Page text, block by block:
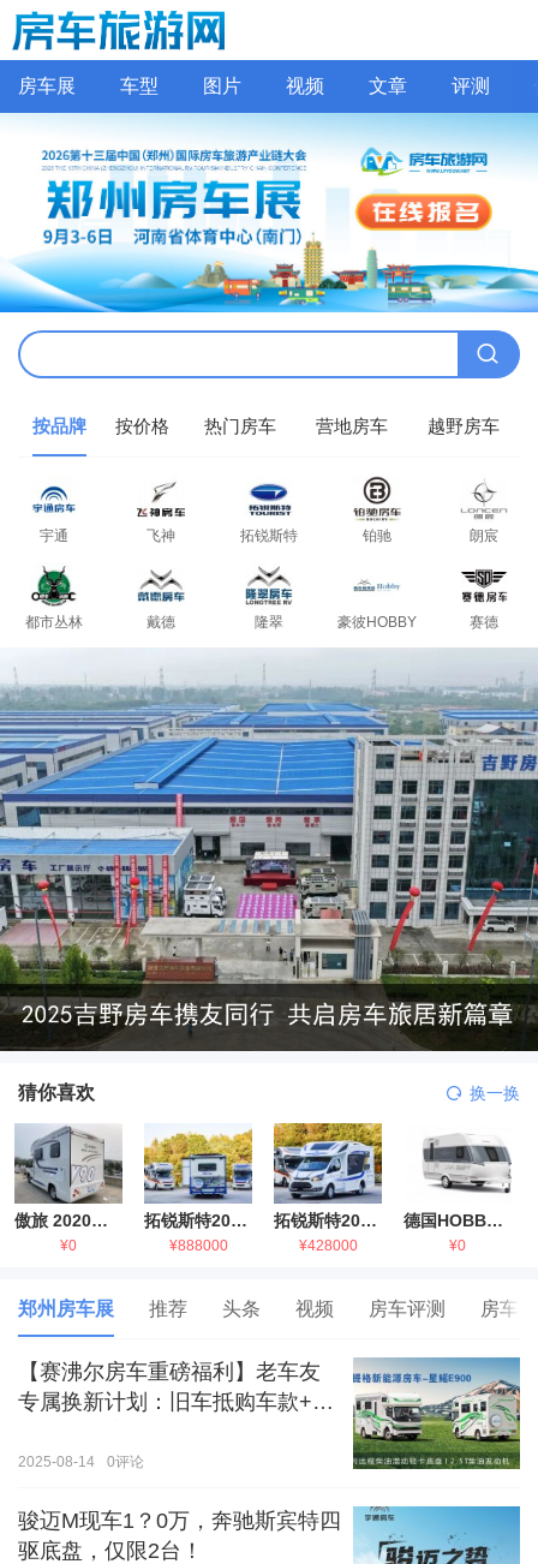
房车展 车型 图片 视频 文章 评测
按品牌 按价格 热门房车 营地房车 越野房车
宇通 飞神 拓锐斯特 铂驰 朗宸
都市丛林 戴德 隆翠 豪彼HOBBY 赛德
猜你喜欢 换一换
傲旅 2020金旅国六海狮房车
¥0
拓锐斯特2021款进口依维柯房车
¥888000
拓锐斯特2021款 福特T型锐典版房车
¥428000
德国HOBBY拖挂房车豪华版
¥0
郑州房车展 推荐 头条 视频 房车评测 房车
【赛沸尔房车重磅福利】老车友
专属换新计划：旧车抵购车款+额
2025-08-14 0评论
骏迈M现车1？0万，奔驰斯宾特四
驱底盘，仅限2台！